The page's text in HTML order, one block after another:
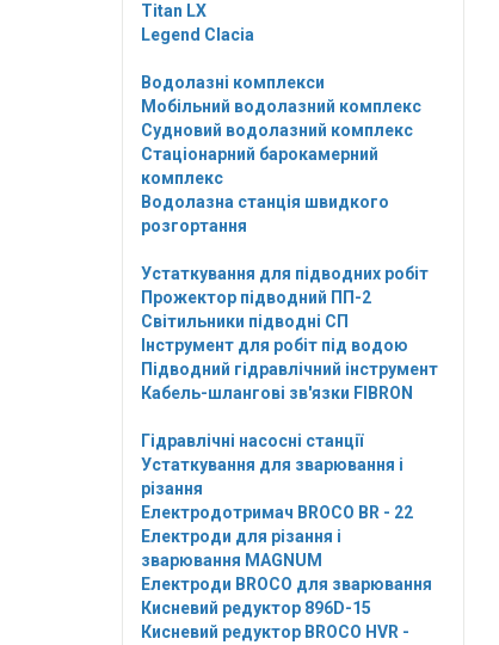
Titan LX
Legend Clacia
Водолазні комплекси
Мобільний водолазний комплекс
Судновий водолазний комплекс
Стаціонарний барокамерний
комплекс
Водолазна станція швидкого
розгортання
Устаткування для підводних робіт
Прожектор підводний ПП-2
Світильники підводні СП
Інструмент для робіт під водою
Підводний гідравлічний інструмент
Кабель-шлангові зв'язки FIBRON
Гідравлічні насосні станції
Устаткування для зварювання і
різання
Електродотримач BROCO BR - 22
Електроди для різання і
зварювання MAGNUM
Електроди BROCO для зварювання
Кисневий редуктор 896D-15
Кисневий редуктор BROCO HVR -